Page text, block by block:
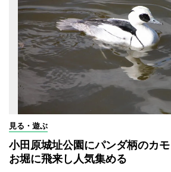
見る・遊ぶ
小田原城址公園にパンダ柄のカ
お堀に飛来し人気集める